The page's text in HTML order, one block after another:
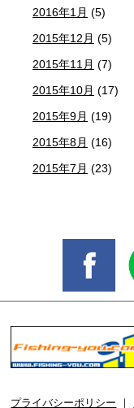
2016年1月 (5)
2015年12月 (5)
2015年11月 (7)
2015年10月 (17)
2015年9月 (19)
2015年8月 (16)
2015年7月 (23)
プライバシーポリシー